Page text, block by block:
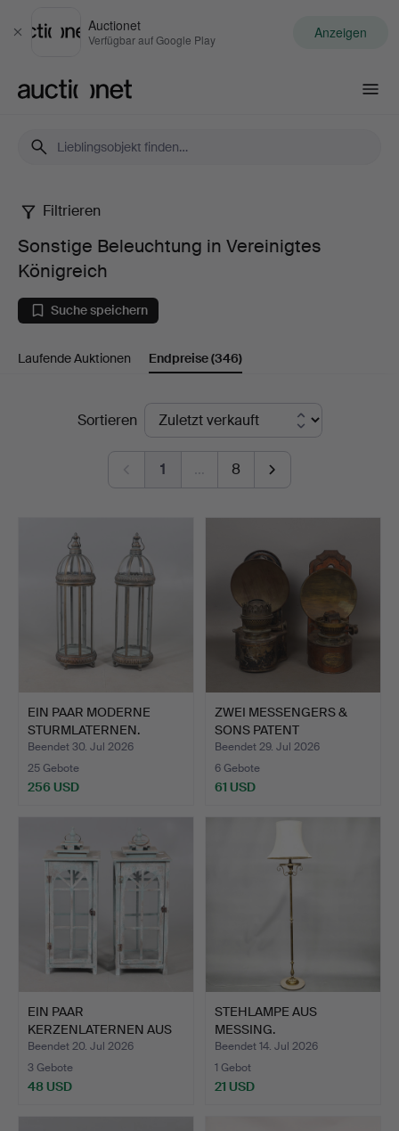
Schließen
Auctionet
Verfügbar auf Google Play Anzeigen
Sonstige
Beleuchtung
in
Vereinigtes
Filtrieren
Sonstige Beleuchtung in Vereinigtes
Königreich
Suche speichern
Laufende Auktionen Endpreise(346)
EndpreiseSortieren
1 … 8
EIN PAAR MODERNE
STURMLATERNEN.
Beendet 30. Jul 2026
25 Gebote
256 USD
ZWEI MESSENGERS &
SONS PATENT
TOLEWARE-LAM…
Beendet 29. Jul 2026
6 Gebote
61 USD
EIN PAAR
KERZENLATERNEN AUS
BEMALTEM HOLZ.
Beendet 20. Jul 2026
3 Gebote
48 USD
STEHLAMPE AUS
MESSING.
Beendet 14. Jul 2026
1 Gebot
21 USD